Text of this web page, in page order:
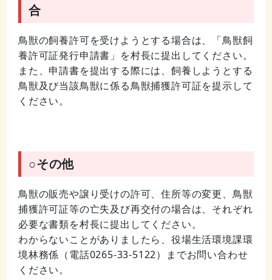
合
鳥獣の飼養許可を受けようとする場合は、「鳥獣飼
養許可証発行申請書」を村長に提出してください。
また、申請書を提出する際には、飼養しようとする
鳥獣及び当該鳥獣に係る鳥獣捕獲許可証を提示して
ください。
○その他
鳥獣の販売や譲り受けの許可、住所等の変更、鳥獣
捕獲許可証等の亡失及び再交付の場合は、それぞれ
必要な書類を村長に提出してください。
わからないことがありましたら、役場生活環境課環
境林務係（電話0265-33-5122）までお問い合わせ
ください。